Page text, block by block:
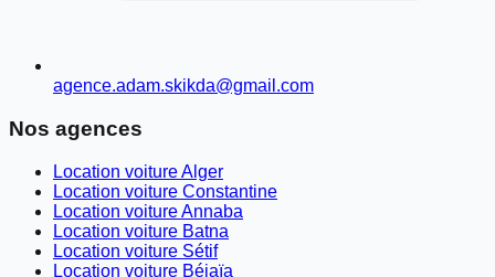
agence.adam.skikda@gmail.com
Nos agences
Location voiture Alger
Location voiture Constantine
Location voiture Annaba
Location voiture Batna
Location voiture Sétif
Location voiture Béjaïa